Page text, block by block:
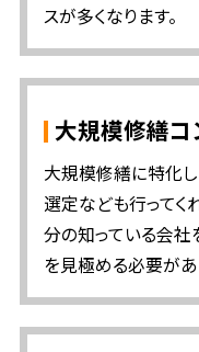
スが多くなります。
大規模修繕コ
大規模修繕に特化し
選定なども行ってく
分の知っている会社
を見極める必要があ